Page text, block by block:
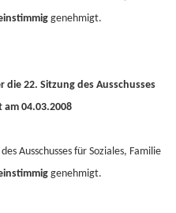
genehmigt.
22. Sitzung des Ausschusses
am 04.03.2008
Ausschusses für Soziales, Familie
genehmigt.